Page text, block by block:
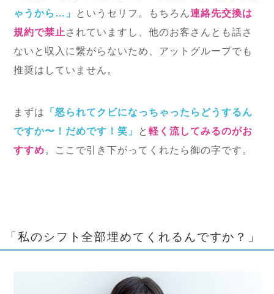
ゃうから…」
というセリフ。もちろん連絡先交換は
規約で禁止 されていますし、他のお客さんとも話さ
ないと収入に繋がらないため、アットグループでも
推奨はしていません。
まずは
「怒られてクビになっちゃったらどうするん
ですか〜！だめです！笑」
と軽く流してみるのがお
すすめ。ここで引き下がってくれたら御の字です。
「私のシフト全部埋めてくれるんですか？」